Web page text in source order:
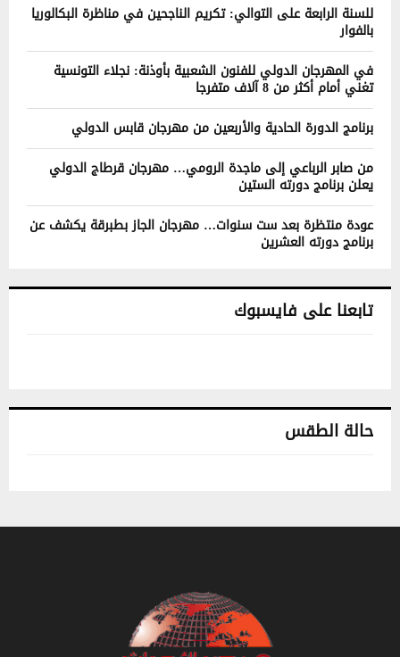
للسنة الرابعة على التوالي: تكريم الناجحين في مناظرة البكالوريا
بالفوار
في المهرجان الدولي للفنون الشعبية بأوذنة: نجلاء التونسية
تغني أمام أكثر من 8 آلاف متفرجا
برنامج الدورة الحادية والأربعين من مهرجان قابس الدولي
من صابر الرباعي إلى ماجدة الرومي… مهرجان قرطاج الدولي
يعلن برنامج دورته الستين
عودة منتظرة بعد ست سنوات… مهرجان الجاز بطبرقة يكشف عن
برنامج دورته العشرين
تابعنا على فايسبوك
حالة الطقس